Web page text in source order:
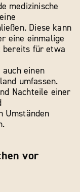
medizinische
Diese kann
eine einmalige
bereits für etwa
einen
umfassen.
Nachteile einer
Umständen
vor